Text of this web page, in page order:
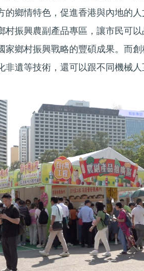
的鄉情特色，促進香港與內地的
村振興農副產品專區，讓市民可
家鄉村振興戰略的豐碩成果。而
非遺等技術，還可以跟不同機械